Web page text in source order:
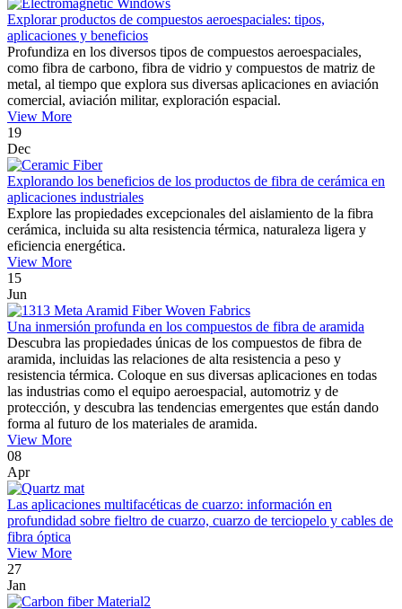
Explorar productos de compuestos aeroespaciales: tipos,
aplicaciones y beneficios
Profundiza en los diversos tipos de compuestos aeroespaciales,
como fibra de carbono, fibra de vidrio y compuestos de matriz de
metal, al tiempo que explora sus diversas aplicaciones en aviación
comercial, aviación militar, exploración espacial.
View More
19
Dec
Explorando los beneficios de los productos de fibra de cerámica en
aplicaciones industriales
Explore las propiedades excepcionales del aislamiento de la fibra
cerámica, incluida su alta resistencia térmica, naturaleza ligera y
eficiencia energética.
View More
15
Jun
Una inmersión profunda en los compuestos de fibra de aramida
Descubra las propiedades únicas de los compuestos de fibra de
aramida, incluidas las relaciones de alta resistencia a peso y
resistencia térmica. Coloque en sus diversas aplicaciones en todas
las industrias como el equipo aeroespacial, automotriz y de
protección, y descubra las tendencias emergentes que están dando
forma al futuro de los materiales de aramida.
View More
08
Apr
Las aplicaciones multifacéticas de cuarzo: información en
profundidad sobre fieltro de cuarzo, cuarzo de terciopelo y cables de
fibra óptica
View More
27
Jan